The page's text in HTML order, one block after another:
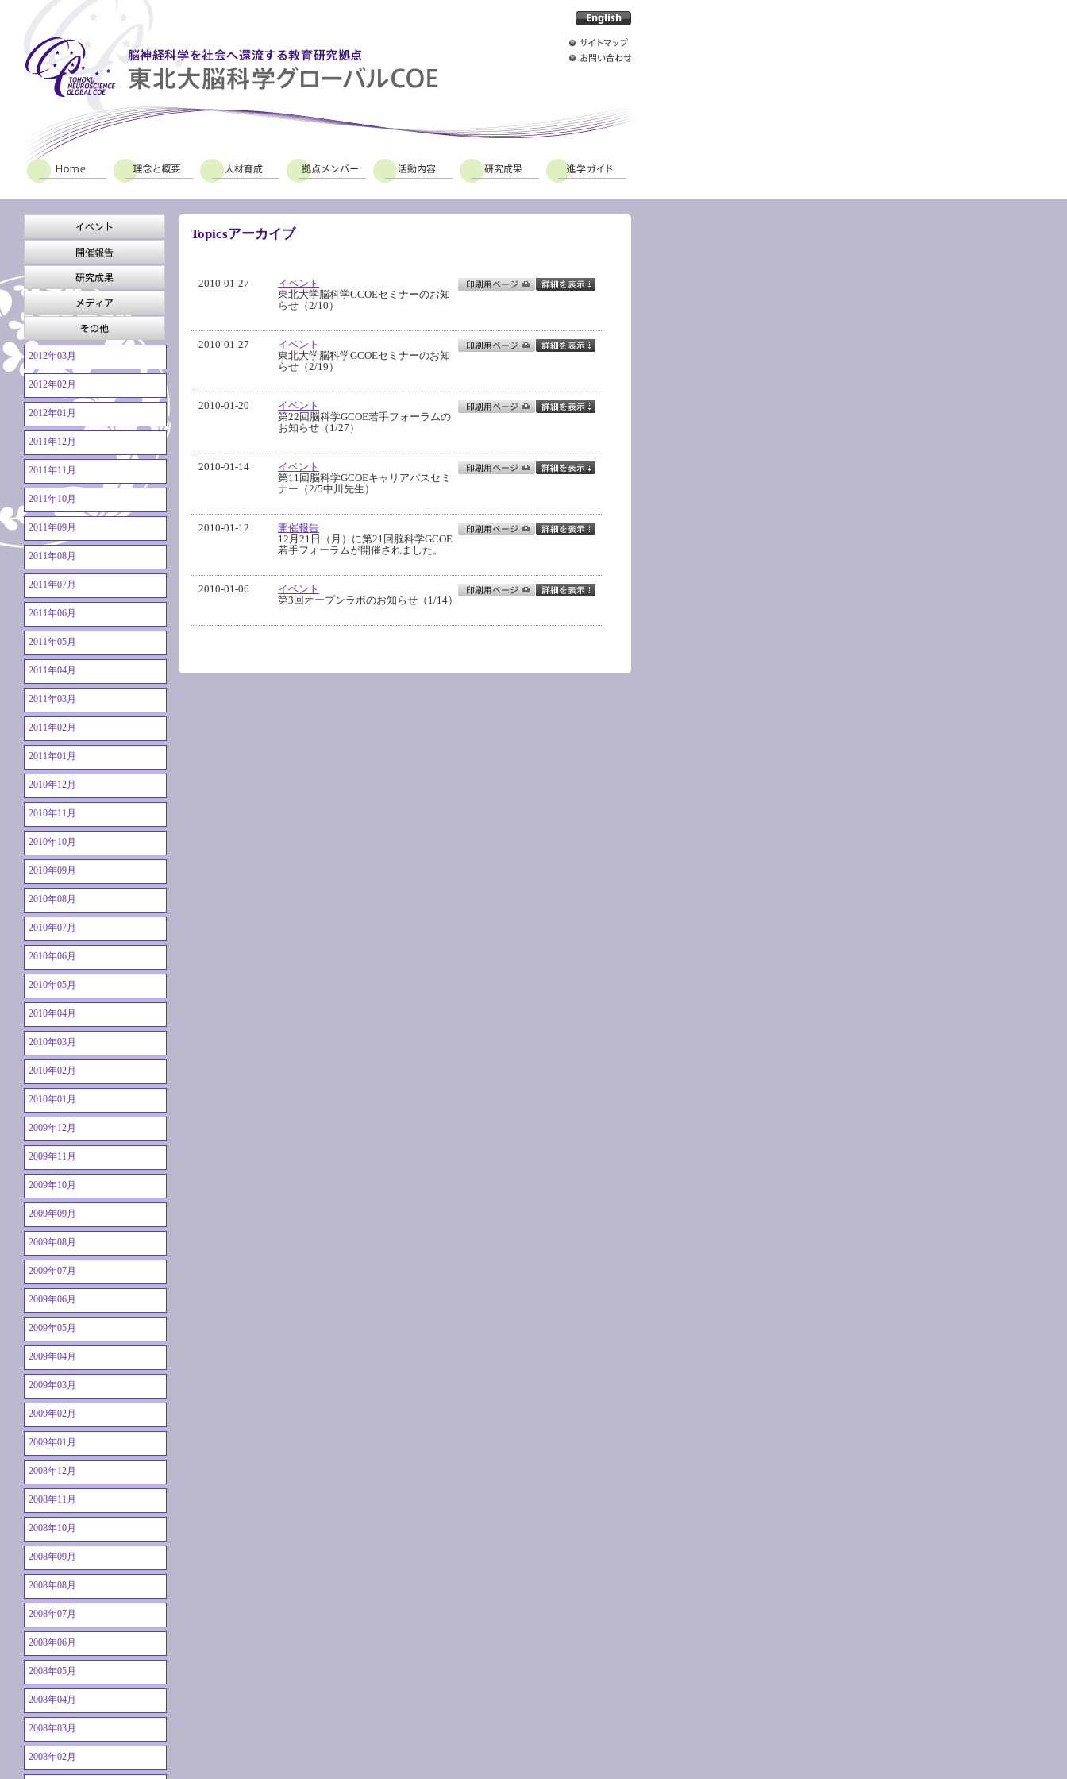
2012年03月
2012年02月
2012年01月
2011年12月
2011年11月
2011年10月
2011年09月
2011年08月
2011年07月
2011年06月
2011年05月
2011年04月
2011年03月
2011年02月
2011年01月
2010年12月
2010年11月
2010年10月
2010年09月
2010年08月
2010年07月
2010年06月
2010年05月
2010年04月
2010年03月
2010年02月
2010年01月
2009年12月
2009年11月
2009年10月
2009年09月
2009年08月
2009年07月
2009年06月
2009年05月
2009年04月
2009年03月
2009年02月
2009年01月
2008年12月
2008年11月
2008年10月
2008年09月
2008年08月
2008年07月
2008年06月
2008年05月
2008年04月
2008年03月
2008年02月
Topicsアーカイブ
2010-01-27
イベント
東北大学脳科学GCOEセミナーのお知
らせ（2/10）
2010-01-27
イベント
東北大学脳科学GCOEセミナーのお知
らせ（2/19）
2010-01-20
イベント
第22回脳科学GCOE若手フォーラムの
お知らせ（1/27）
2010-01-14
イベント
第11回脳科学GCOEキャリアパスセミ
ナー（2/5中川先生）
2010-01-12
開催報告
12月21日（月）に第21回脳科学GCOE
若手フォーラムが開催されました。
2010-01-06
イベント
第3回オープンラボのお知らせ（1/14）